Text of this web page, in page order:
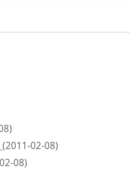
(2011-02-08)
08)